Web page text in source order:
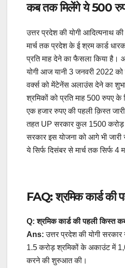
कब तक मिलेंगे ये 500
उत्तर प्रदेश की योगी आदित्यनाथ
मार्च तक प्रदेश के ई श्रम कार्ड
प्रति माह देने का फैसला किया है।
योगी आज यानी 3 जनवरी 2022
वर्क्स को मेंटेनेंस अलाउंस देने का
श्रमिकों को प्रति माह 500 रुपए के
एक हजार रुपए की पहली क़िस्त
तहत UP सरकार कुल 1500 करोड़
सरकार इस योजना को आगे भी
ये सिर्फ दिसंबर से मार्च तक सिर्फ 4
FAQ: श्रमिक कार्ड की
Q: श्रमिक कार्ड की पहली किस्त
Ans: उत्तर प्रदेश की योगी
1.5 करोड़ श्रमिकों के अकाउंट में
करने की शुरुआत की।